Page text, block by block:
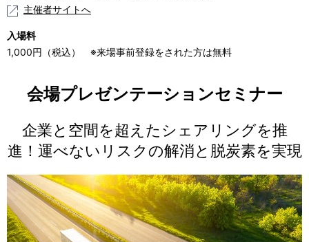
主催者サイトへ
入場料
1,000円（税込） ※来場事前登録をされた方は無料
会場プレゼンテーションセミナー
企業と空間を超えたシェアリングを推
進！運べないリスクの解消と脱炭素を実現